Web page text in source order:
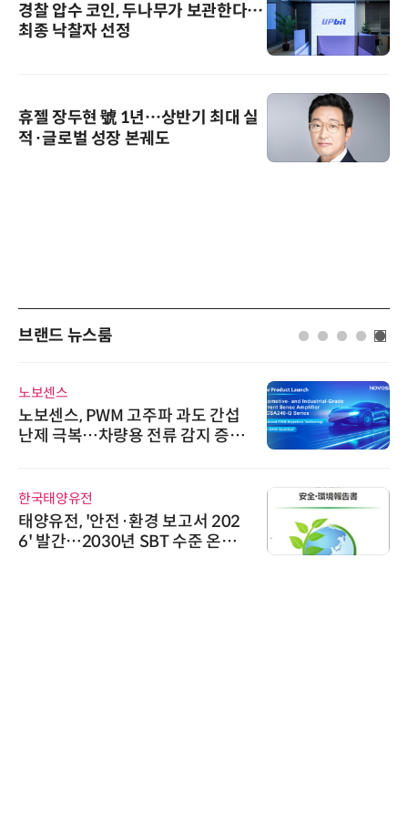
경찰 압수 코인, 두나무가 보관한다…
최종 낙찰자 선정
휴젤 장두현 號 1년…상반기 최대 실
적·글로벌 성장 본궤도
브랜드 뉴스룸
노보센스
노보센스, PWM 고주파 과도 간섭
난제 극복…차량용 전류 감지 증폭
한국태양유전
태양유전, '안전·환경 보고서 202
6' 발간…2030년 SBT 수준 온실